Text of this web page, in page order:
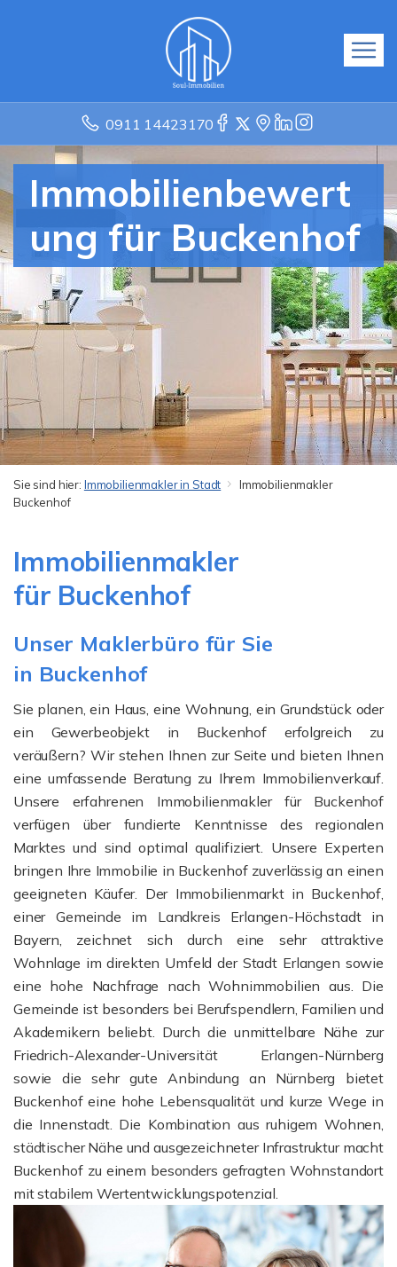
0911 14423170
Immobilienbewert
ung für Buckenhof
Sie sind hier: Immobilienmakler in Stadt
Immobilienmakler
Buckenhof
Immobilienmakler
für Buckenhof
Unser Maklerbüro für Sie
in Buckenhof
Sie planen, ein Haus, eine Wohnung, ein Grundstück oder
ein Gewerbeobjekt in Buckenhof erfolgreich zu
veräußern? Wir stehen Ihnen zur Seite und bieten Ihnen
eine umfassende Beratung zu Ihrem Immobilienverkauf.
Unsere erfahrenen Immobilienmakler für Buckenhof
verfügen über fundierte Kenntnisse des regionalen
Marktes und sind optimal qualifiziert. Unsere Experten
bringen Ihre Immobilie in Buckenhof zuverlässig an einen
geeigneten Käufer. Der Immobilienmarkt in Buckenhof,
einer Gemeinde im Landkreis Erlangen-Höchstadt in
Bayern, zeichnet sich durch eine sehr attraktive
Wohnlage im direkten Umfeld der Stadt Erlangen sowie
eine hohe Nachfrage nach Wohnimmobilien aus. Die
Gemeinde ist besonders bei Berufspendlern, Familien und
Akademikern beliebt. Durch die unmittelbare Nähe zur
Friedrich-Alexander-Universität Erlangen-Nürnberg
sowie die sehr gute Anbindung an Nürnberg bietet
Buckenhof eine hohe Lebensqualität und kurze Wege in
die Innenstadt. Die Kombination aus ruhigem Wohnen,
städtischer Nähe und ausgezeichneter Infrastruktur macht
Buckenhof zu einem besonders gefragten Wohnstandort
mit stabilem Wertentwicklungspotenzial.